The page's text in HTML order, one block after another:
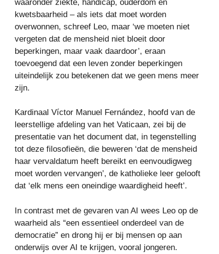
waaronder ziekte, handicap, ouderdom en
kwetsbaarheid – als iets dat moet worden
overwonnen, schreef Leo, maar ‘we moeten niet
vergeten dat de mensheid niet bloeit door
beperkingen, maar vaak daardoor’, eraan
toevoegend dat een leven zonder beperkingen
uiteindelijk zou betekenen dat we geen mens meer
zijn.
Kardinaal Víctor Manuel Fernández, hoofd van de
leerstellige afdeling van het Vaticaan, zei bij de
presentatie van het document dat, in tegenstelling
tot deze filosofieën, die beweren ‘dat de mensheid
haar vervaldatum heeft bereikt en eenvoudigweg
moet worden vervangen’, de katholieke leer gelooft
dat ‘elk mens een oneindige waardigheid heeft’.
In contrast met de gevaren van AI wees Leo op de
waarheid als “een essentieel onderdeel van de
democratie” en drong hij er bij mensen op aan
onderwijs over AI te krijgen, vooral jongeren.